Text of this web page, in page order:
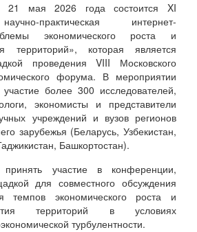
мая 2026 года состоится XI
практическая интернет-
экономического роста и
территорий», которая является
проведения VIII Московского
форума. В мероприятии
более 300 исследователей,
экономисты и представители
учреждений и вузов регионов
зарубежья (Беларусь, Узбекистан,
Башкортостан).
участие в конференции,
для совместного обсуждения
темпов экономического роста и
территорий в условиях
турбулентности.